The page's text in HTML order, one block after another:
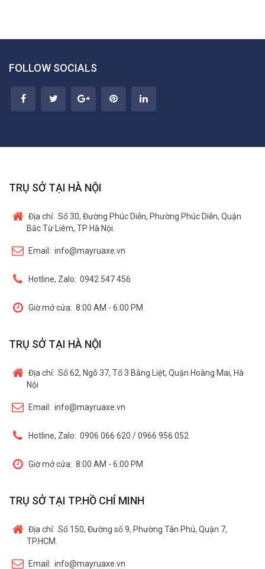
FOLLOW SOCIALS
TRỤ SỞ TẠI HÀ NỘI
Địa chỉ: Số 30, Đường Phúc Diễn, Phường Phúc Diễn, Quận
Bắc Từ Liêm, TP Hà Nội.
Email: info@mayruaxe.vn
Hotline, Zalo: 0942 547 456
Giờ mở cửa: 8:00 AM - 6:00 PM
TRỤ SỞ TẠI HÀ NỘI
Địa chỉ: Số 62, Ngõ 37, Tổ 3 Bằng Liệt, Quận Hoàng Mai, Hà
Nội
Email: info@mayruaxe.vn
Hotline, Zalo: 0906 066 620 / 0966 956 052
Giờ mở cửa: 8:00 AM - 6:00 PM
TRỤ SỞ TẠI TP.HỒ CHÍ MINH
Địa chỉ: Số 150, Đường số 9, Phường Tân Phú, Quận 7,
TP.HCM.
Email: info@mayruaxe.vn